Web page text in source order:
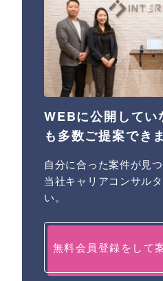
WEBに公開してい
も多数ご提案でき
自分に合った案件が見
当社キャリアコンサル
い。
無料会員登録をして